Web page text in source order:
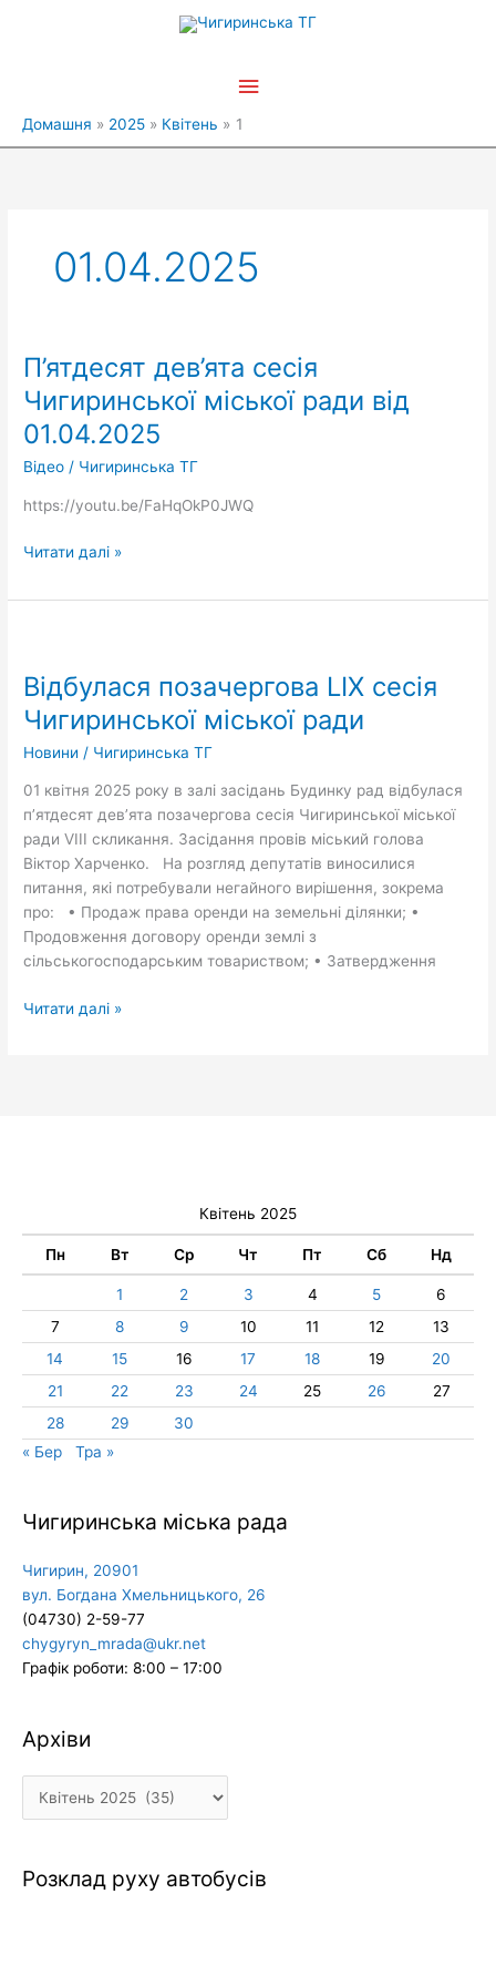
Головне
Домашня 2025 Квітень 1
01.04.2025
П’ятдесят дев’ята сесія
Чигиринської міської ради від
01.04.2025
Відео / Чигиринська ТГ
https://youtu.be/FaHqOkP0JWQ
П’ятдесят
дев’ята
сесія
Чигиринської
міської
від
Читати далі »
Відбулася позачергова LIX сесія
Чигиринської міської ради
Новини / Чигиринська ТГ
01 квітня 2025 року в залі засідань Будинку рад відбулася
п’ятдесят дев’ята позачергова сесія Чигиринської міської
ради VIII скликання. Засідання провів міський голова
Віктор Харченко. На розгляд депутатів виносилися
питання, які потребували негайного вирішення, зокрема
про: • Продаж права оренди на земельні ділянки; •
Продовження договору оренди землі з
сільськогосподарським товариством; • Затвердження
LIX
сесія
Чигиринської
міської
ради
Читати далі »
Квітень 2025
Пн Вт Ср Чт Пт Сб Нд
1 2 3 4 5
6
7
8 9 10 11 12
13
14
15 16 17 18 19
20
21
22 23 24 25 26
27
28
29
30
« Бер
Тра »
Чигиринська міська рада
Чигирин, 20901
вул. Богдана Хмельницького, 26
(04730) 2-59-77
chygyryn_mrada@ukr.net
Графік роботи: 8:00 – 17:00
Архіви
Архіви
Розклад руху автобусів